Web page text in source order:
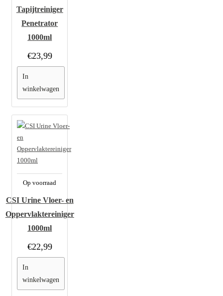
Tapijtreiniger
Penetrator
1000ml
€23,99
In
winkelwagen
Op voorraad
CSI Urine Vloer- en
Oppervlaktereiniger
1000ml
€22,99
In
winkelwagen